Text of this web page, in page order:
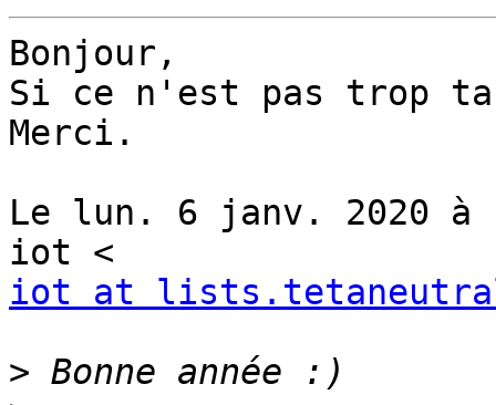
Bonjour,
Si ce n'est pas trop
Merci.
Le lun. 6 janv. 2020 à
iot at
>